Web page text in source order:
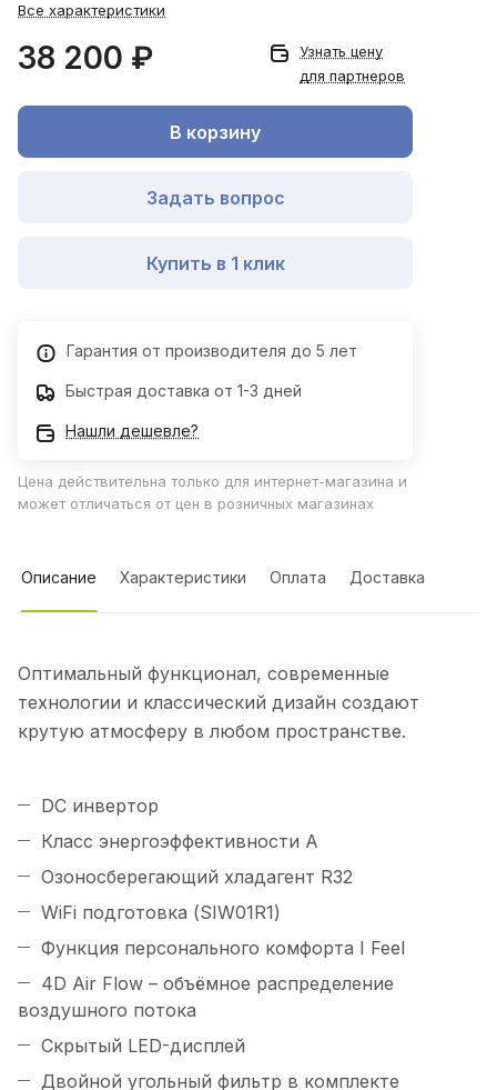
Все характеристики
38 200 ₽
Узнать цену
для партнеров
В корзину
Задать вопрос
Купить в 1 клик
Гарантия от производителя до 5 лет
Быстрая доставка от 1-3 дней
Нашли дешевле?
Цена действительна только для интернет-магазина и
может отличаться от цен в розничных магазинах
Описание Характеристики Оплата Доставка
Оптимальный функционал, современные
технологии и классический дизайн создают
крутую атмосферу в любом пространстве.
DС инвертор
Класс энергоэффективности А
Озоносберегающий хладагент R32
WiFi подготовка (SIW01R1)
Функция персонального комфорта I Feel
4D Air Flow – объёмное распределение
воздушного потока
Скрытый LED-дисплей
Двойной угольный фильтр в комплекте